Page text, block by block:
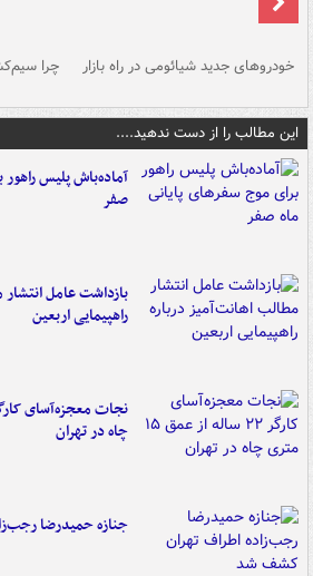
خودروهای جدید شیائومی در راه بازار چرا
این مطالب را از دست ندهید....
آماده‌باش پلیس راهور
صفر
بازداشت عامل
راهپیمایی اربعین
چاه در تهران
جنازه حمیدرضا